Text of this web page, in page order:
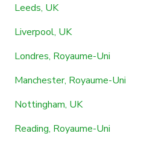
Leeds, UK
Liverpool, UK
Londres, Royaume-Uni
Manchester, Royaume-Uni
Nottingham, UK
Reading, Royaume-Uni